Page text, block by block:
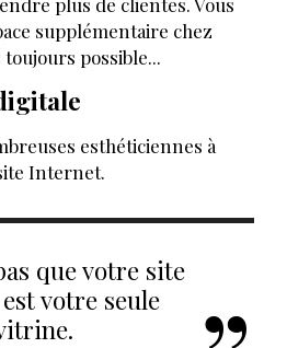
supplémentaire chez
toujours possible...
esthéticiennes à
Internet.
que votre site
votre seule